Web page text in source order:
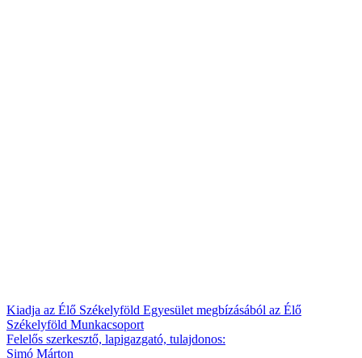
Kiadja az Élő Székelyföld Egyesület megbízásából az Élő
Székelyföld Munkacsoport
Felelős szerkesztő, lapigazgató, tulajdonos:
Simó Márton